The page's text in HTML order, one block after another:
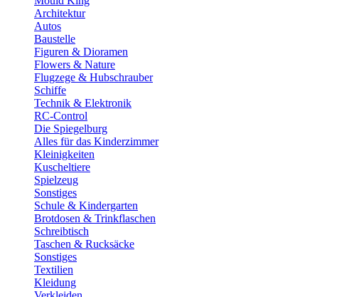
Architektur
Autos
Baustelle
Figuren & Dioramen
Flowers & Nature
Flugzege & Hubschrauber
Schiffe
Technik & Elektronik
RC-Control
Die Spiegelburg
Alles für das Kinderzimmer
Kleinigkeiten
Kuscheltiere
Spielzeug
Sonstiges
Schule & Kindergarten
Brotdosen & Trinkflaschen
Schreibtisch
Taschen & Rucksäcke
Sonstiges
Textilien
Kleidung